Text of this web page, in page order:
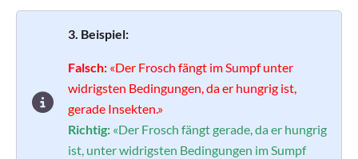
3. Beispiel:
Falsch: «Der Frosch fängt im Sumpf unter
widrigsten Bedingungen, da er hungrig ist,
gerade Insekten.»
Richtig: «Der Frosch fängt gerade, da er hungrig
ist, unter widrigsten Bedingungen im Sumpf